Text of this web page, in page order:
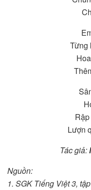
Từng
Lượn
Tác giả:
Nguồn:
1. SGK Tiếng Việt 3,